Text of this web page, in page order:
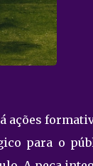
ações
para o